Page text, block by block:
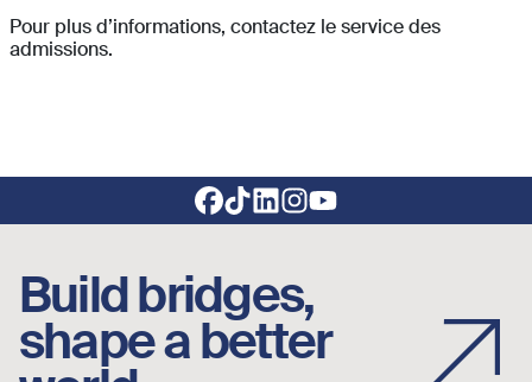
Pour plus d’informations, contactez le service des
admissions.
Footer social links
Build bridges,
shape a better